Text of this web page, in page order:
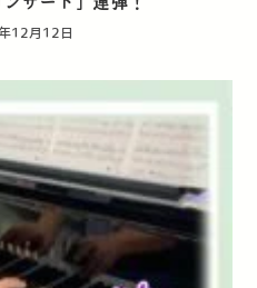
12月12日